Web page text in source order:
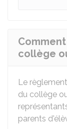
collège
Le
du collège
parents